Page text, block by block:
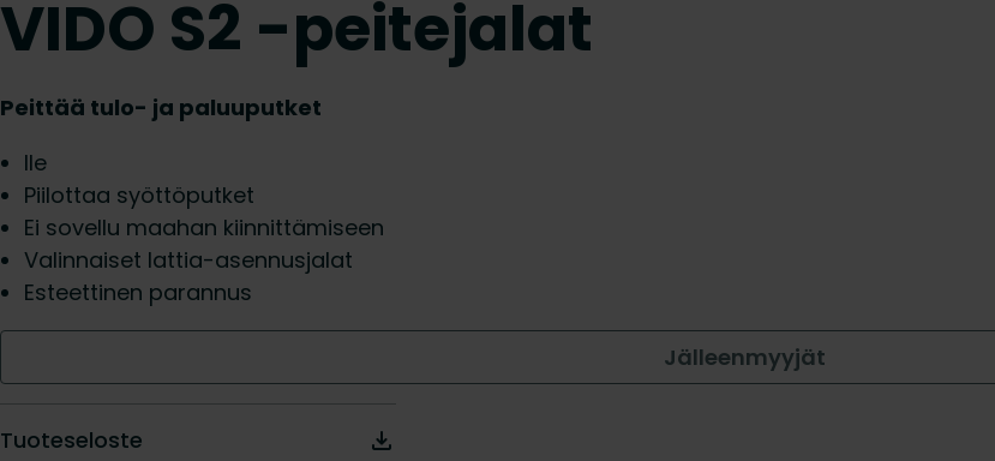
VIDO S2 -peitejalat
Peittää tulo- ja paluuputket
lle
Piilottaa syöttöputket
Ei sovellu maahan kiinnittämiseen
Valinnaiset lattia-asennusjalat
Esteettinen parannus
Jälleenmyyjät
Tuoteseloste